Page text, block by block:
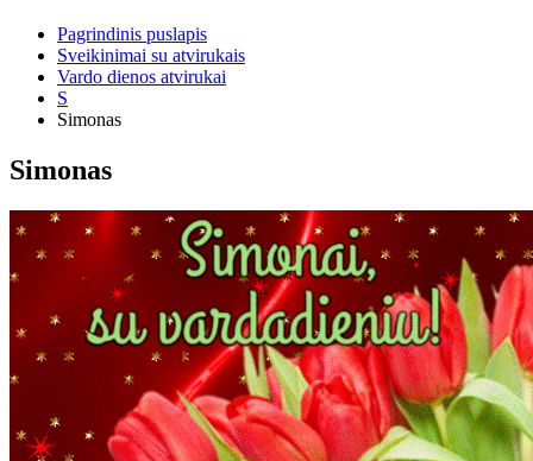
Pagrindinis puslapis
Sveikinimai su atvirukais
Vardo dienos atvirukai
S
Simonas
Simonas